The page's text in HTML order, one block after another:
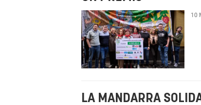
10
LA MANDARRA